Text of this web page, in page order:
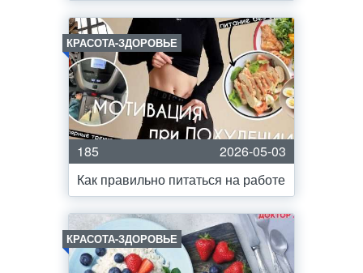
КРАСОТА-ЗДОРОВЬЕ
185
2026-05-03
Как правильно питаться на работе
КРАСОТА-ЗДОРОВЬЕ